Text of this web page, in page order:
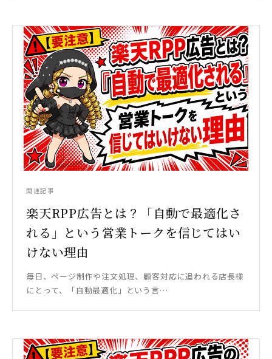
関連記事
楽天RPP広告とは？「自動で最適化さ
れる」という営業トークを信じてはい
けない理由
毎日、ページ制作や注文処理、顧客対応に追われる店長様
にとって、「自動最適化」という言…